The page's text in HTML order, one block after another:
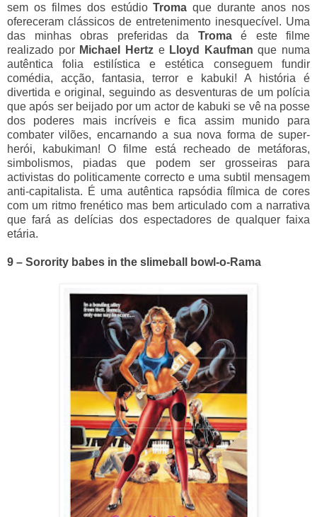
sem os filmes dos estúdioTromaque durante anos nos
ofereceram clássicos de entretenimento inesquecível. Uma
das minhas obras preferidas da Tromaé este filme
realizado por Michael HertzeLloyd Kaufman que numa
autêntica folia estilística e estética conseguem fundir
comédia, acção, fantasia, terror e kabuki! A história é
divertida e original, seguindo as desventuras de um polícia
que após ser beijado por um actor de kabuki se vê na posse
dos poderes mais incríveis e fica assim munido para
combater vilões, encarnando a sua nova forma de super-
herói, kabukiman! O filme está recheado de metáforas,
simbolismos, piadas que podem ser grosseiras para
activistas do politicamente correcto e uma subtil mensagem
anti-capitalista. É uma autêntica rapsódia fílmica de cores
com um ritmo frenético mas bem articulado com a narrativa
que fará as delícias dos espectadores de qualquer faixa
etária.
9 – Sorority babes in the slimeball bowl-o-Rama